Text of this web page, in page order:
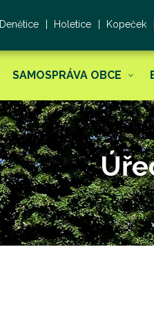
Denětice Holetice Kopeček
SAMOSPRÁVA OBCE